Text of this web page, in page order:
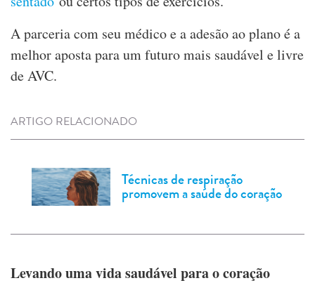
A parceria com seu médico e a adesão ao plano é a
melhor aposta para um futuro mais saudável e livre
de AVC.
ARTIGO RELACIONADO
Técnicas de respiração
promovem a saúde do coração
Levando uma vida saudável para o coração